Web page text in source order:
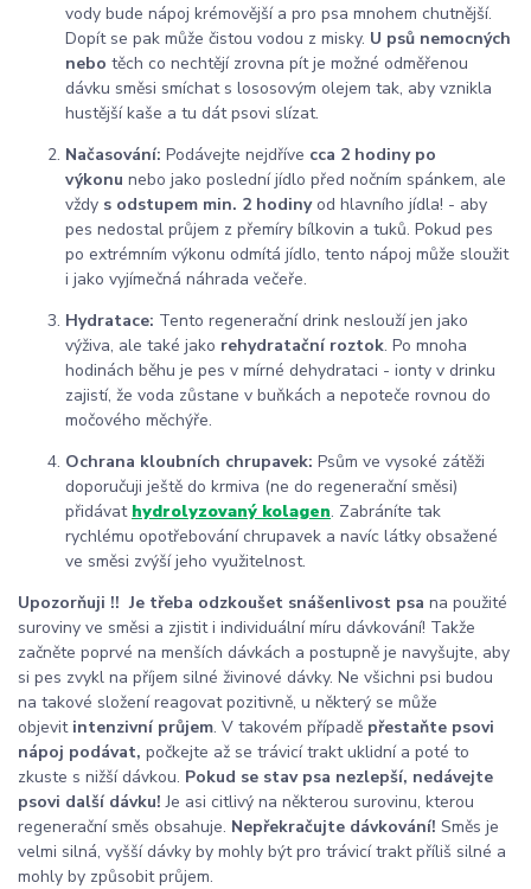
vody bude nápoj krémovější a pro psa mnohem chutnější.
Dopít se pak může čistou vodou z misky. U psů nemocných
nebo těch co nechtějí zrovna pít je možné odměřenou
dávku směsi smíchat s lososovým olejem tak, aby vznikla
hustější kaše a tu dát psovi slízat.
Načasování: Podávejte nejdříve cca 2 hodiny po
výkonu nebo jako poslední jídlo před nočním spánkem, ale
vždy s odstupem min. 2 hodinyod hlavního jídla! - aby
pes nedostal průjem z přemíry bílkovin a tuků. Pokud pes
po extrémním výkonu odmítá jídlo, tento nápoj může sloužit
i jako vyjímečná náhrada večeře.
Hydratace: Tento regenerační drink neslouží jen jako
výživa, ale také jako rehydratační roztok. Po mnoha
hodinách běhu je pes v mírné dehydrataci - ionty v drinku
zajistí, že voda zůstane v buňkách a nepoteče rovnou do
močového měchýře.
Ochrana kloubních chrupavek: Psům ve vysoké zátěži
doporučuji ještě do krmiva (ne do regenerační směsi)
přidávat hydrolyzovaný kolagen. Zabráníte tak
rychlému opotřebování chrupavek a navíc látky obsažené
ve směsi zvýší jeho využitelnost.
Upozorňuji !!Je třeba odzkoušet snášenlivost psa na použité
suroviny ve směsi a zjistit i individuální míru dávkování! Takže
začněte poprvé na menších dávkách a postupně je navyšujte, aby
si pes zvykl na příjem silné živinové dávky. Ne všichni psi budou
na takové složení reagovat pozitivně, u některý se může
objevitintenzivní průjem. V takovém případě přestaňte psovi
nápoj podávat, počkejte až se trávicí trakt uklidní a poté to
zkuste s nižší dávkou. Pokud se stav psa nezlepší, nedávejte
psovi další dávku!Je asi citlivý na některou surovinu, kterou
regenerační směs obsahuje. Nepřekračujte dávkování! Směs je
velmi silná, vyšší dávky by mohly být pro trávicí trakt příliš silné a
mohly by způsobit průjem.